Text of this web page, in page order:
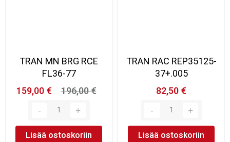
TRAN MN BRG RCE
FL36-77
159,00 €
196,00 €
Lisää ostoskoriin
TRAN RAC REP35125-
37+.005
82,50 €
Lisää ostoskoriin